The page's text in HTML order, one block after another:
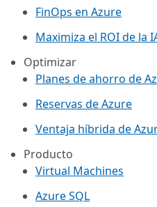
FinOps en Azure
Maximiza el ROI de la
Optimizar
Planes de ahorro de
Reservas de Azure
Ventaja híbrida de
Producto
Virtual Machines
Azure SQL